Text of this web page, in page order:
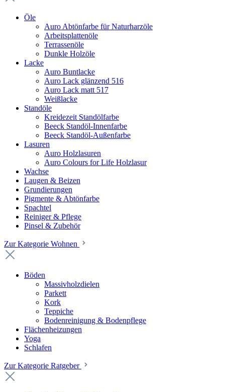
Öle
Auro Abtönfarbe für Naturharzöle
Arbeitsplattenöle
Terrassenöle
Dunkle Holzöle
Lacke
Auro Buntlacke
Auro Lack glänzend 516
Auro Lack matt 517
Weißlacke
Standöle
Kreidezeit Standölfarbe
Beeck Standöl-Innenfarbe
Beeck Standöl-Außenfarbe
Lasuren
Auro Holzlasuren
Auro Colours for Life Holzlasur
Wachse
Laugen & Beizen
Grundierungen
Pigmente & Abtönfarbe
Spachtel
Reiniger & Pflege
Pinsel & Zubehör
Zur Kategorie Wohnen
Böden
Massivholzdielen
Parkett
Kork
Teppiche
Bodenreinigung & Bodenpflege
Flächenheizungen
Yoga
Schlafen
Zur Kategorie Ratgeber